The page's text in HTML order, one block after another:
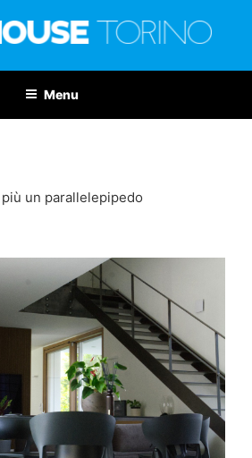
Menu
un parallelepipedo